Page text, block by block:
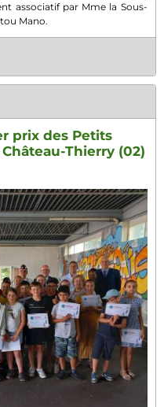
associatif par Mme la Sous-
Mano.
prix des Petits
Thierry (02)